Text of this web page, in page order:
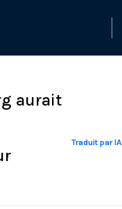
aurait
Traduit par IA